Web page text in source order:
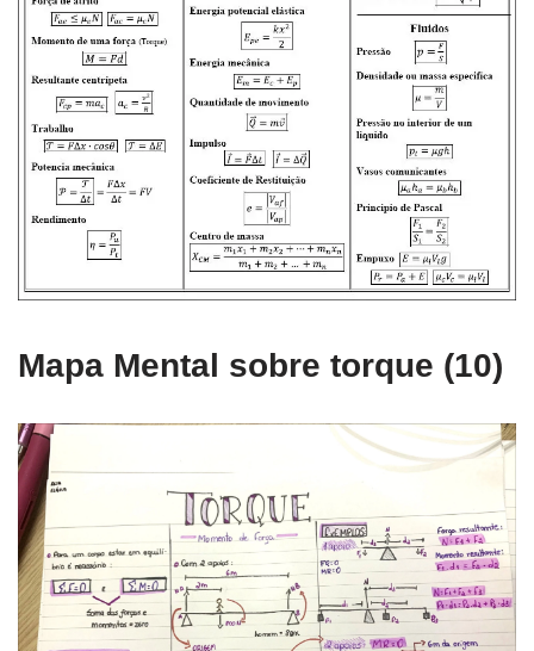
Mapa Mental sobre torque (10)